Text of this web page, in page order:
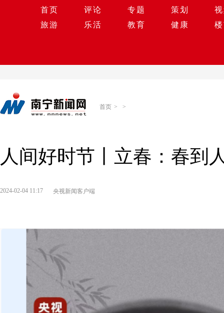
首页 评论 专题 策划
旅游
乐活 教育 健康
首页 > >
人间好时节丨立春：春到
2024-02-04 11:17 央视新闻客户端